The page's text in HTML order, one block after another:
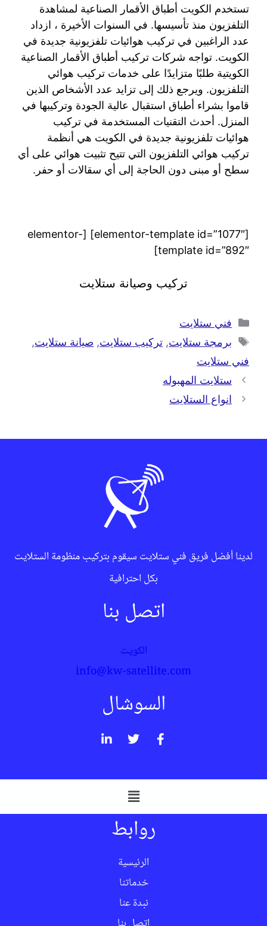
تستخدم الكويت أطباق الأقمار الصناعية لمشاهدة
التلفزيون منذ تأسيسها. في السنوات الأخيرة ، ازداد
عدد الراغبين في تركيب هوائيات تلفزيونية جديدة في
الكويت. تواجه شركات تركيب أطباق الأقمار الصناعية
الكويتية طلبًا متزايدًا على خدمات تركيب هوائي
التلفزيون. ويرجع ذلك إلى تزايد عدد الأشخاص الذين
قاموا بشراء أطباق استقبال عالية الجودة وتركيبها في
المنزل. أحدث التقنيات المستخدمة في تركيب
هوائيات تلفزيونية جديدة في الكويت هي أنظمة
تركيب هوائي التلفزيون التي تتيح تثبيت هوائي على أي
سطح أو مبنى دون الحاجة إلى أي سقالات أو حفر.
[elementor-template id=”1077″] [elementor-
template id=”892″]
تركيب وصيانة ستلايت
فني ستلايت
برمجة ستلايت, تركيب ستلايت, صيانة ستلايت,
فني ستلايت
ستلايت المهبوله
انواع الستلايت
لدينا أفضل فريق فني ستلايت سيقوم بتركيب منظومة الستلايت
بكل احترافية
اتصل بنا
الكويت
info@kw-satellite.com
السوشال
روابط
الرئيسية
خدماتنا
نبدة عنا